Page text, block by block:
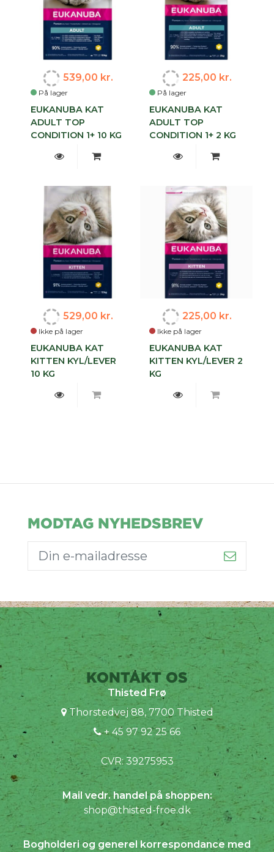
På lager
539,00 kr.
EUKANUBA KAT
ADULT TOP
CONDITION 1+ 10 KG
På lager
225,00 kr.
EUKANUBA KAT
ADULT TOP
CONDITION 1+ 2 KG
Ikke på lager
529,00 kr.
EUKANUBA KAT
KITTEN KYL/LEVER
10 KG
Ikke på lager
225,00 kr.
EUKANUBA KAT
KITTEN KYL/LEVER 2
KG
MODTAG NYHEDSBREV
KONTAKT OS
Thisted Frø
Thorstedvej 88, 7700 Thisted
+ 45 97 92 25 66
CVR: 39275953
Mail vedr. handel på shoppen:
shop@thisted-froe.dk
Bogholderi og generel korrespondance med